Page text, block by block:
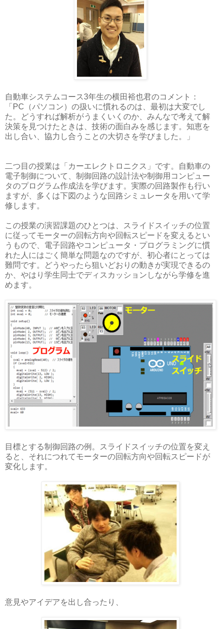
自動車システムコース3年生の横田裕也君のコメント：
「PC（パソコン）の扱いに慣れるのは、最初は大変でし
た。どうすれば解析がうまくいくのか、みんなで考えて解
決策を見つけたときは、技術の面白みを感じます。知恵を
出し合い、協力し合うことの大切さを学びました。」
二つ目の授業は「カーエレクトロニクス」です。自動車の
電子制御について、制御回路の設計法や制御用コンピュー
タのプログラム作成法を学びます。実際の回路製作も行い
ますが、多くは下図のような回路シミュレータを用いて学
修します。
この授業の演習課題のひとつは、スライドスイッチの位置
に従ってモーターの回転方向や回転スピードを変えるとい
うもので、電子回路やコンピュータ・プログラミングに慣
れた人にはごく簡単な問題なのですが、初心者にとっては
難問です。どうやったら狙いどおりの動きが実現できるの
か、やはり学生同士でディスカッションしながら学修を進
めます。
目標とする制御回路の例。スライドスイッチの位置を変え
ると、それにつれてモーターの回転方向や回転スピードが
変化します。
意見やアイデアを出し合ったり、